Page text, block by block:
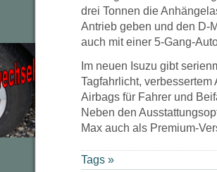
drei Tonnen die
Antrieb geben und den D-
auch mit einer 5-Gang-
Im neuen Isuzu gibt
Tagfahrlicht,
Airbags für Fahrer und
Neben den
Max auch als Premium-
Tags »